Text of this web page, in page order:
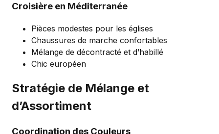
Croisière en Méditerranée
Pièces modestes pour les églises
Chaussures de marche confortables
Mélange de décontracté et d’habillé
Chic européen
Stratégie de Mélange et
d’Assortiment
Coordination des Couleurs